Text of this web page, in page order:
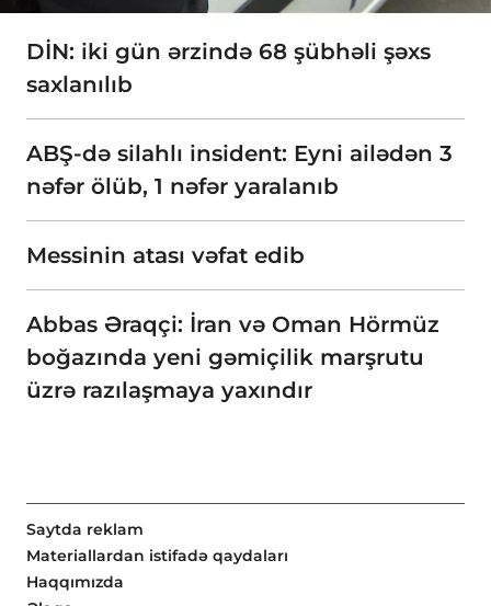
DİN: iki gün ərzində 68 şübhəli şəxs
saxlanılıb
ABŞ-də silahlı insident: Eyni ailədən 3
nəfər ölüb, 1 nəfər yaralanıb
Messinin atası vəfat edib
Abbas Əraqçi: İran və Oman Hörmüz
boğazında yeni gəmiçilik marşrutu
üzrə razılaşmaya yaxındır
Saytda reklam
Materiallardan istifadə qaydaları
Haqqımızda